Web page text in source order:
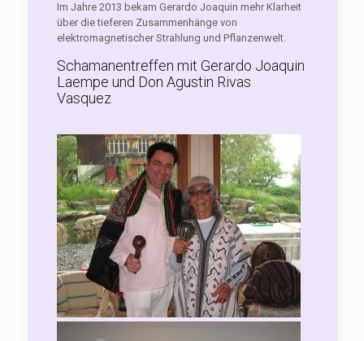
Im Jahre 2013 bekam Gerardo Joaquin mehr Klarheit
über die tieferen Zusammenhänge von
elektromagnetischer Strahlung und Pflanzenwelt.
Schamanentreffen mit Gerardo Joaquin
Laempe und Don Agustin Rivas
Vasquez